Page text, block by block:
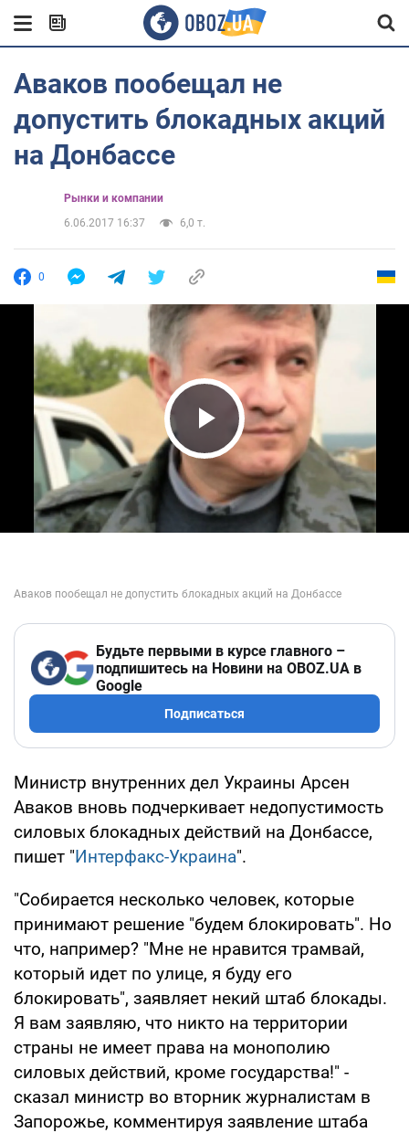
Аваков пообещал не
допустить блокадных акций
на Донбассе
Рынки и компании
6.06.2017 16:37
6,0 т.
0
Play Video
Будьте первыми в курсе главного –
подпишитесь на Новини на OBOZ.UA в
Google
Подписаться
Министр внутренних дел Украины Арсен
Аваков вновь подчеркивает недопустимость
силовых блокадных действий на Донбассе,
пишет "Интерфакс-Украина".
"Собирается несколько человек, которые
принимают решение "будем блокировать". Но
что, например? "Мне не нравится трамвай,
который идет по улице, я буду его
блокировать", заявляет некий штаб блокады.
Я вам заявляю, что никто на территории
страны не имеет права на монополию
силовых действий, кроме государства!" -
сказал министр во вторник журналистам в
Запорожье, комментируя заявление штаба